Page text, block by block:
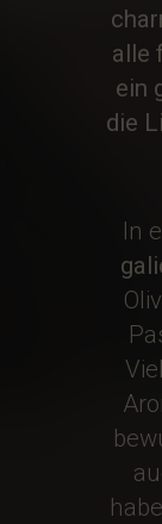
alle
ein
die
In